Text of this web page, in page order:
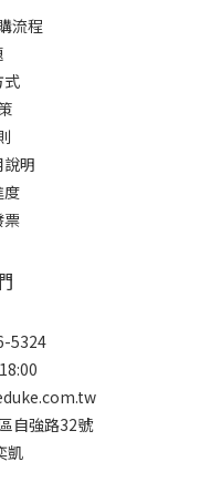
流程
式
明
度
票
5324
自強路32號
凱